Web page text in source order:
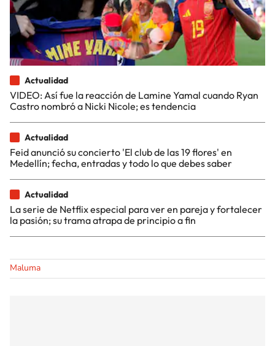
Actualidad
VIDEO: Así fue la reacción de Lamine Yamal cuando Ryan
Castro nombró a Nicki Nicole; es tendencia
Actualidad
Feid anunció su concierto 'El club de las 19 flores' en
Medellín; fecha, entradas y todo lo que debes saber
Actualidad
La serie de Netflix especial para ver en pareja y fortalecer
la pasión; su trama atrapa de principio a fin
Maluma